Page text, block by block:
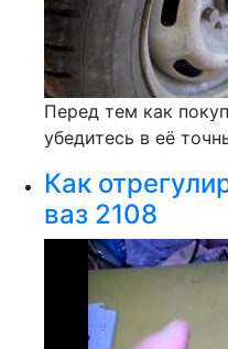
Перед тем как
убедитесь в её
Как
ваз 2108